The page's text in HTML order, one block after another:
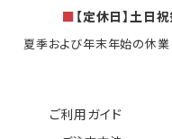
ご利用ガイド
■ 【定休日】土日
夏季および年末年始の休業